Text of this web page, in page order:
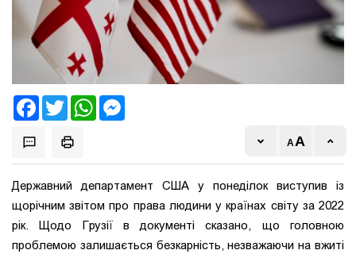
FacebookTwitter WhatsApp
Державний департамент США у понеділок виступив із
щорічним звітом про права людини у країнах світу за 2022
рік. Щодо Грузії в документі сказано, що головною
проблемою залишається безкарність, незважаючи на вжиті